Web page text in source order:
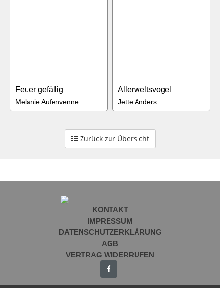
Feuer gefällig
Melanie Aufenvenne
Allerweltsvogel
Jette Anders
Zurück zur Übersicht
KONTAKT
IMPRESSUM
DATENSCHUTZERKLÄRUNG
AGB
VERTRAG WIDERRUFEN